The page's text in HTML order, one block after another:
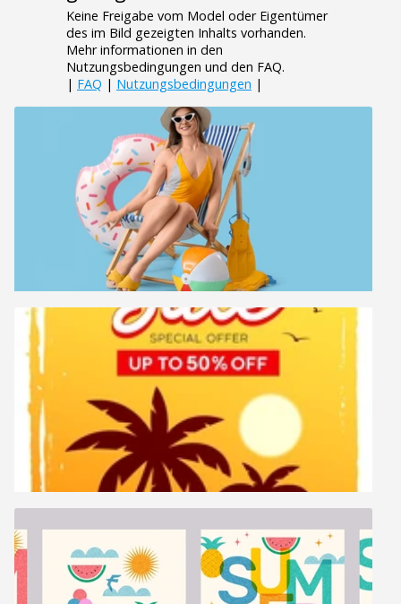
Keine Freigabe vom Model oder Eigentümer
des im Bild gezeigten Inhalts vorhanden.
Mehr informationen in den
Nutzungsbedingungen und den FAQ.
| FAQ | Nutzungsbedingungen |